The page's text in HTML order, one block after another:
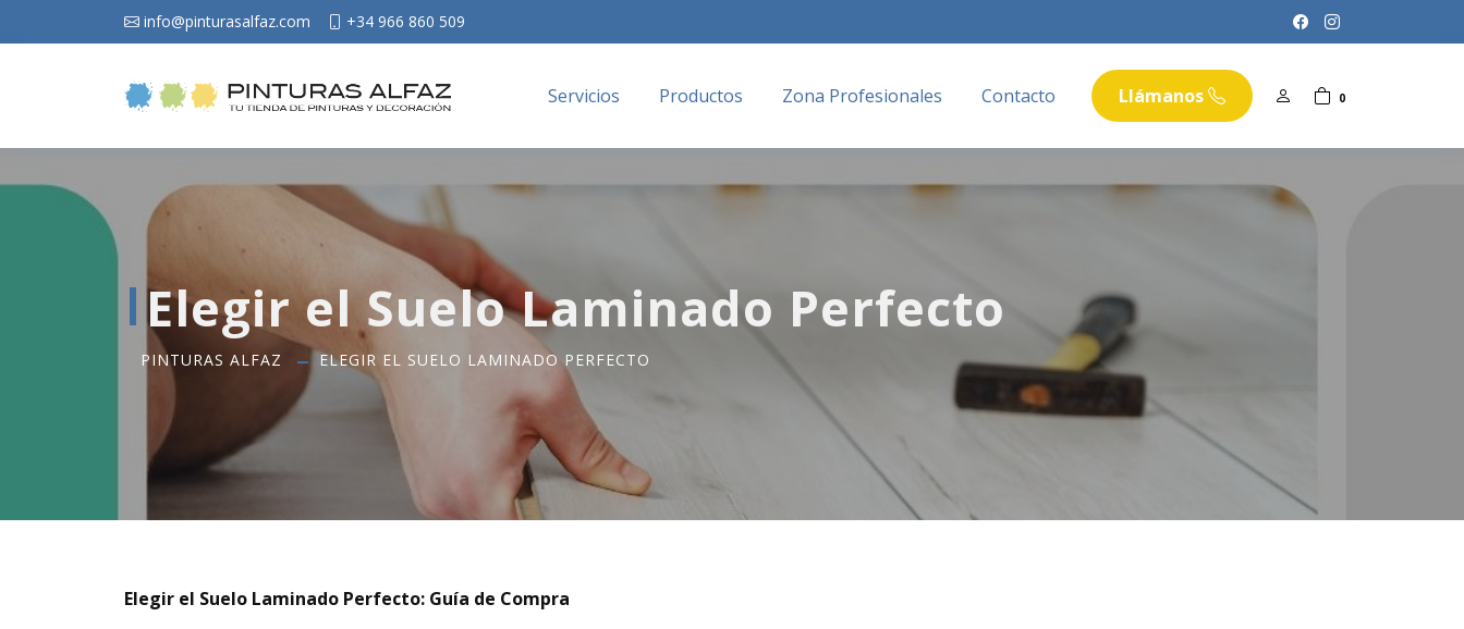
info@pinturasalfaz.com +34 966 860 509
Servicios Productos Zona Profesionales Contacto Llámanos 0
Elegir el Suelo Laminado Perfecto
PINTURAS ALFAZ ELEGIR EL SUELO LAMINADO PERFECTO
Elegir el Suelo Laminado Perfecto: Guía de Compra